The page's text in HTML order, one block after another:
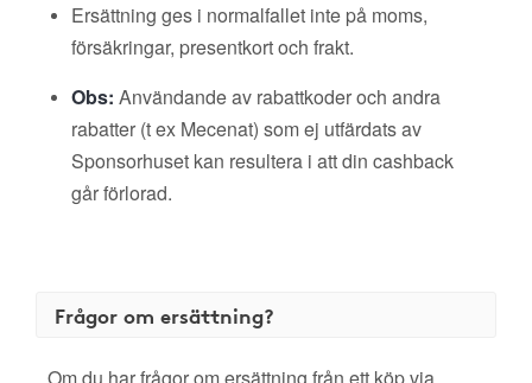
Ersättning ges i normalfallet inte på moms,
försäkringar, presentkort och frakt.
Obs: Användande av rabattkoder och andra
rabatter (t ex Mecenat) som ej utfärdats av
Sponsorhuset kan resultera i att din cashback
går förlorad.
Frågor om ersättning?